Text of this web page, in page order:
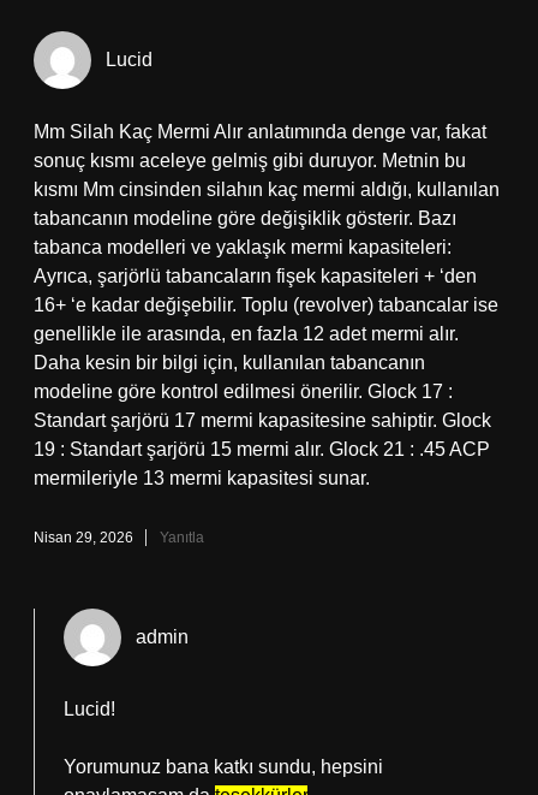
Lucid
Mm Silah Kaç Mermi Alır anlatımında denge var, fakat
sonuç kısmı aceleye gelmiş gibi duruyor. Metnin bu
kısmı Mm cinsinden silahın kaç mermi aldığı, kullanılan
tabancanın modeline göre değişiklik gösterir. Bazı
tabanca modelleri ve yaklaşık mermi kapasiteleri:
Ayrıca, şarjörlü tabancaların fişek kapasiteleri + ‘den
16+ ‘e kadar değişebilir. Toplu (revolver) tabancalar ise
genellikle ile arasında, en fazla 12 adet mermi alır.
Daha kesin bir bilgi için, kullanılan tabancanın
modeline göre kontrol edilmesi önerilir. Glock 17 :
Standart şarjörü 17 mermi kapasitesine sahiptir. Glock
19 : Standart şarjörü 15 mermi alır. Glock 21 : .45 ACP
mermileriyle 13 mermi kapasitesi sunar.
Nisan 29, 2026 Yanıtla
admin
Lucid!
Yorumunuz bana katkı sundu, hepsini